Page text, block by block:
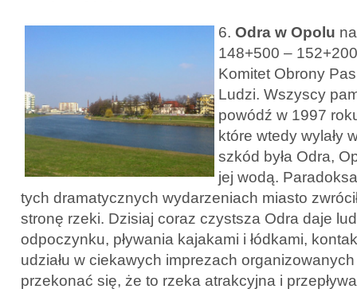
6. Odra w Opolu
148+500 –
Komitet Obrony
Ludzi. Wszyscy
powódź w 1997
które wtedy wylały
szkód była Odra,
jej wodą.
tych dramatycznych wydarzeniach miasto
stronę rzeki. Dzisiaj coraz czystsza Odra daje
odpoczynku, pływania kajakami i łódkami,
udziału w ciekawych imprezach
przekonać się, że to rzeka atrakcyjna i